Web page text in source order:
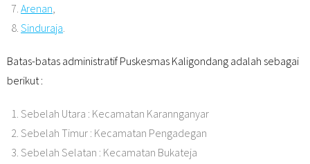
Arenan
Sinduraja
Batas-batas administratif Puskesmas Kaligondang adalah sebagai
berikut :
Sebelah Utara : Kecamatan Karannganyar
Sebelah Timur : Kecamatan Pengadegan
Sebelah Selatan : Kecamatan Bukateja